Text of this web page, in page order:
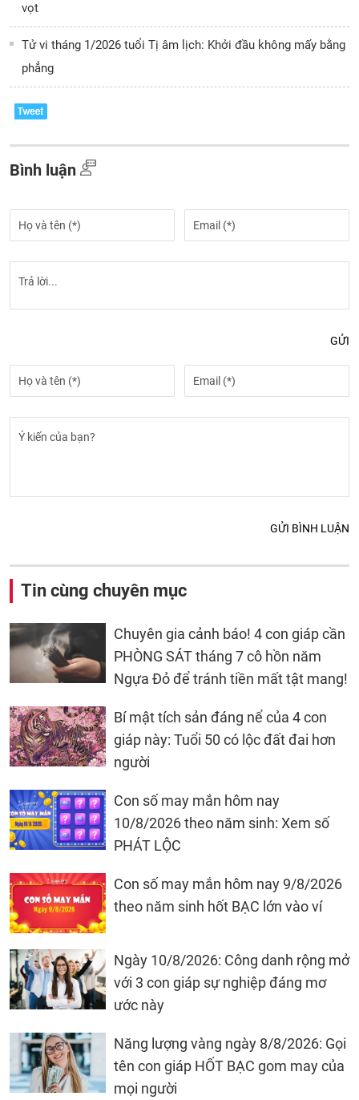
vọt
Tử vi tháng 1/2026 tuổi Tị âm lịch: Khởi đầu không mấy bằng
phẳng
Bình luận
GỬI
GỬI BÌNH LUẬN
Tin cùng chuyên mục
Chuyên gia cảnh báo! 4 con giáp cần
PHÒNG SÁT tháng 7 cô hồn năm
Ngựa Đỏ để tránh tiền mất tật mang!
Bí mật tích sản đáng nể của 4 con
giáp này: Tuổi 50 có lộc đất đai hơn
người
Con số may mắn hôm nay
10/8/2026 theo năm sinh: Xem số
PHÁT LỘC
Con số may mắn hôm nay 9/8/2026
theo năm sinh hốt BẠC lớn vào ví
Ngày 10/8/2026: Công danh rộng mở
với 3 con giáp sự nghiệp đáng mơ
ước này
Năng lượng vàng ngày 8/8/2026: Gọi
tên con giáp HỐT BẠC gom may của
mọi người